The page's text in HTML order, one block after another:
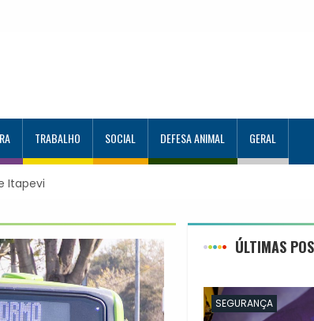
TRABALHO SOCIAL DEFESA ANIMAL GERAL
de Itapevi implanta confirmação de consultas e
ÚLTIMAS
SEGURANÇA